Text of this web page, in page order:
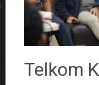
Telkom